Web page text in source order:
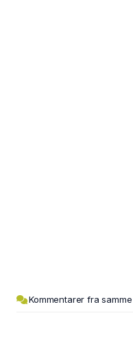
Kommentarer fra